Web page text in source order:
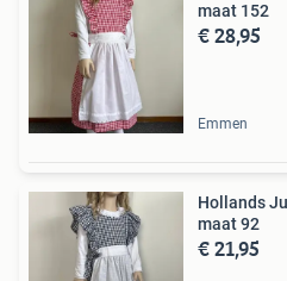
maat 152
€ 28,95
Emmen
Hollands
maat 92
€ 21,95